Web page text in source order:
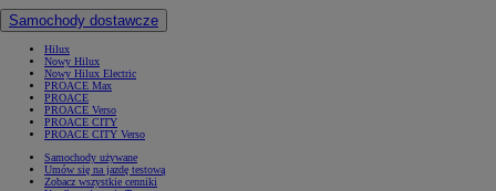
Samochody dostawcze
Hilux
Nowy Hilux
Nowy Hilux Electric
PROACE Max
PROACE
PROACE Verso
PROACE CITY
PROACE CITY Verso
Samochody używane
Umów się na jazdę testową
Zobacz wszystkie cenniki